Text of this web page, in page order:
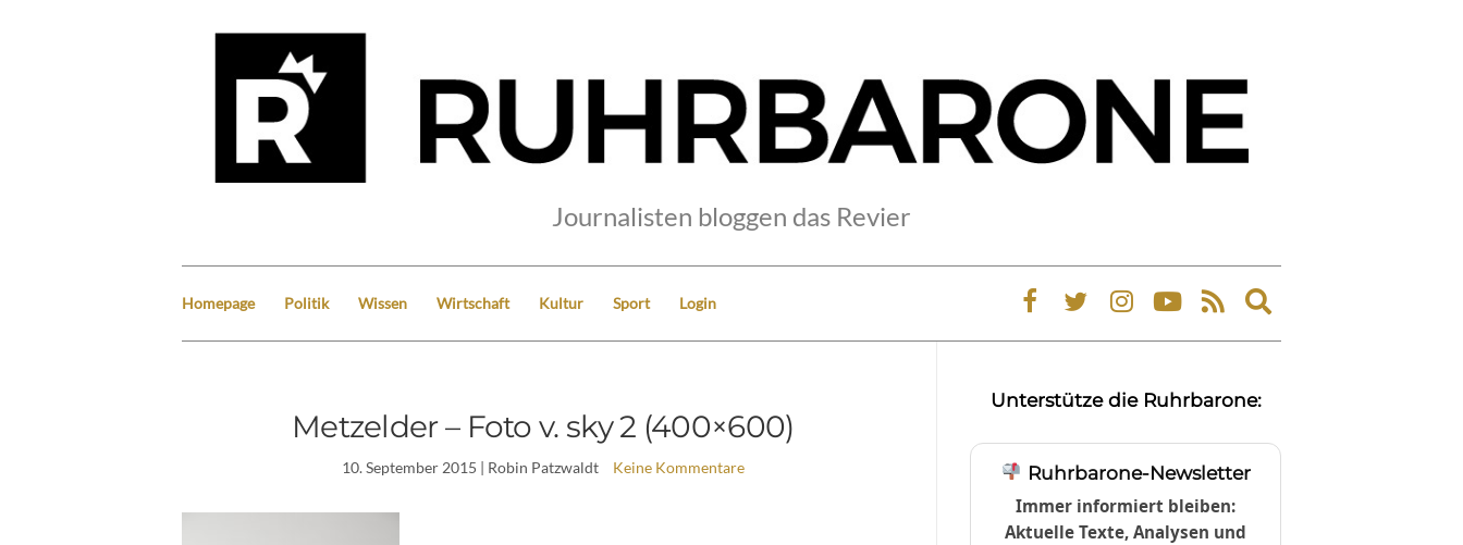
Journalisten bloggen das Revier
Homepage Politik Wissen Wirtschaft Kultur Sport Login
Expand
search
Metzelder – Foto v. sky 2 (400×600)
10. September 2015 | Robin Patzwaldt Keine Kommentare
Unterstütze die Ruhrbarone:
Ruhrbarone-Newsletter
Immer informiert bleiben:
Aktuelle Texte, Analysen und